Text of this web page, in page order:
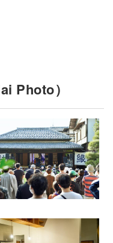
Photo）